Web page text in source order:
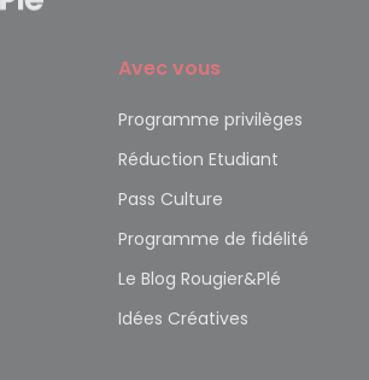
Avec vous
Programme privilèges
Réduction Etudiant
Pass Culture
Programme de fidélité
Le Blog Rougier&Plé
Idées Créatives